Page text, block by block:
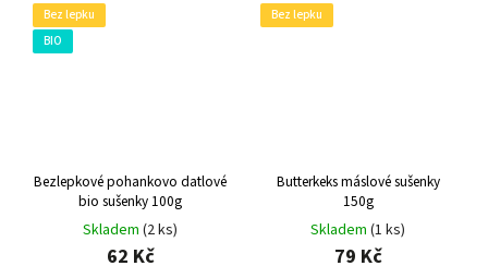
Bez lepku
BIO
Bezlepkové pohankovo datlové
bio sušenky 100g
Skladem (2 ks)
62 Kč
Bez lepku
Butterkeks máslové sušenky
150g
Skladem (1 ks)
79 Kč